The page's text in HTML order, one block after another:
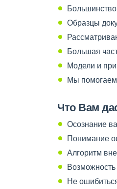
Образцы
Большая
Модели и
Мы помогаем
Что Вам
Осознание
Понимание
Алгоритм
Не